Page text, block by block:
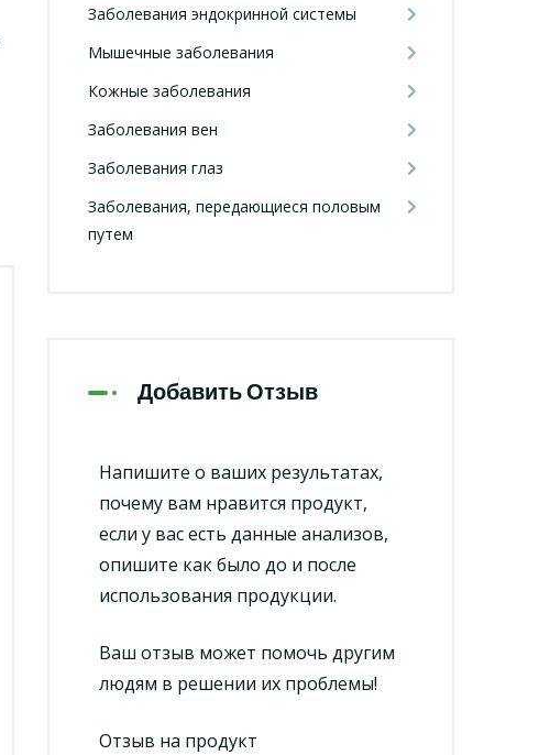
Заболевания эндокринной системы
Мышечные заболевания
Кожные заболевания
Заболевания вен
Заболевания глаз
Заболевания, передающиеся половым
путем
Добавить Отзыв
Напишите о ваших результатах,
почему вам нравится продукт,
если у вас есть данные анализов,
опишите как было до и после
использования продукции.
Ваш отзыв может помочь другим
людям в решении их проблемы!
Отзыв на продукт